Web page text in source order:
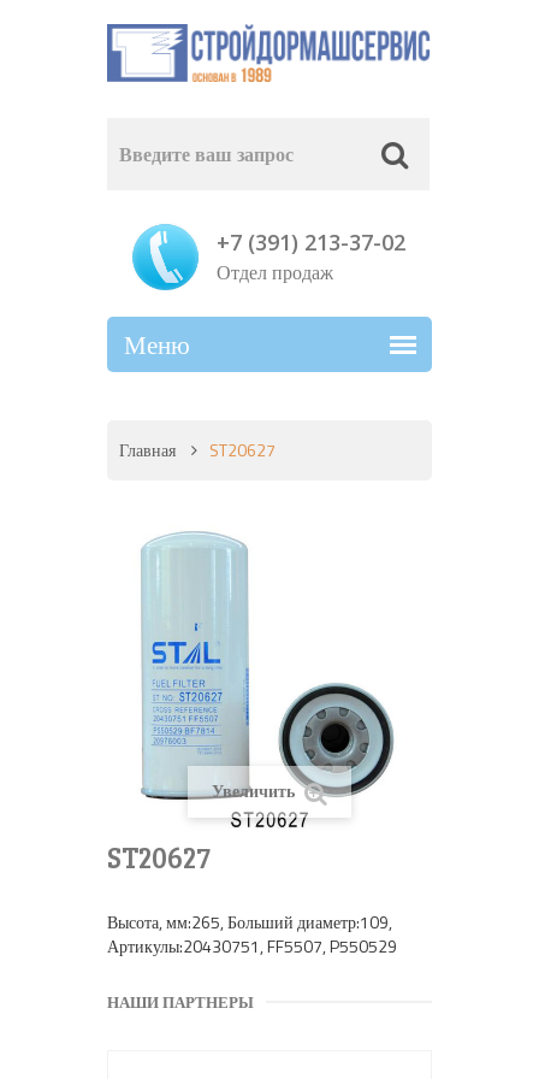
+7 (391) 213-37-02
Отдел продаж
Главная ST20627
Увеличить
ST20627
Высота, мм:265, Больший диаметр:109,
Артикулы:20430751, FF5507, P550529
НАШИ ПАРТНЕРЫ